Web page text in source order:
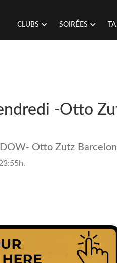
CLUBS SOIRÉES
-Otto
Otto Zutz